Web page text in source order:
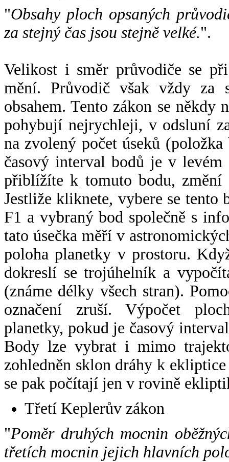
"Obsahy ploch opsaných
za stejný čas jsou stejně velké.".
Velikost i směr průvodiče se
mění. Průvodič však vždy za
obsahem. Tento zákon se někdy
pohybují nejrychleji, v odsluní
na zvolený počet úseků
časový interval bodů je v
přiblížíte k tomuto bodu,
Jestliže kliknete, vybere se tento
F1 a vybraný bod společně s
tato úsečka měří v
poloha planetky v prostoru.
dokreslí se trojúhelník a
(známe délky všech stran).
označení zruší. Výpočet
planetky, pokud je časový
Body lze vybrat i mimo
zohledněn sklon dráhy k
se pak počítají jen v rovině
Třetí Keplerův zákon
"Poměr druhých mocnin
třetích mocnin jejich hlavních